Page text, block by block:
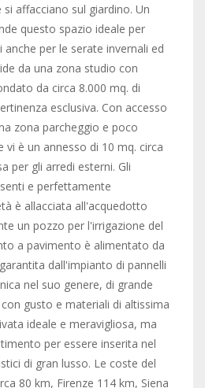
affacciano sul giardino. Un
questo spazio ideale per
anche per le serate invernali ed
da una zona studio con
da circa 8.000 mq. di
esclusiva. Con accesso
zona parcheggio e poco
vi è un annesso di 10 mq. circa
per gli arredi esterni. Gli
e perfettamente
è allacciata all'acquedotto
un pozzo per l'irrigazione del
a pavimento è alimentato da
dall'impianto di pannelli
nel suo genere, di grande
gusto e materiali di altissima
ideale e meravigliosa, ma
per essere inserita nel
di gran lusso. Le coste del
80 km, Firenze 114 km, Siena